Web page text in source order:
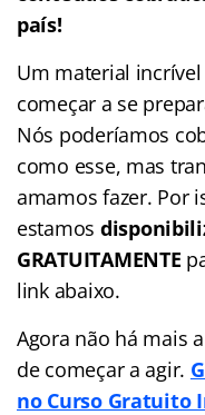
país!
Um material
começar a se
Nós poderíamos
como esse, mas
amamos fazer. Por
estamos
GRATUITAMENTE
link abaixo.
Agora não há mais
de começar a agir.
no Curso Gratuito